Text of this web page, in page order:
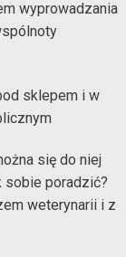
wyprowadzania
sklepem i w
się do niej
sobie poradzić?
weterynarii i z